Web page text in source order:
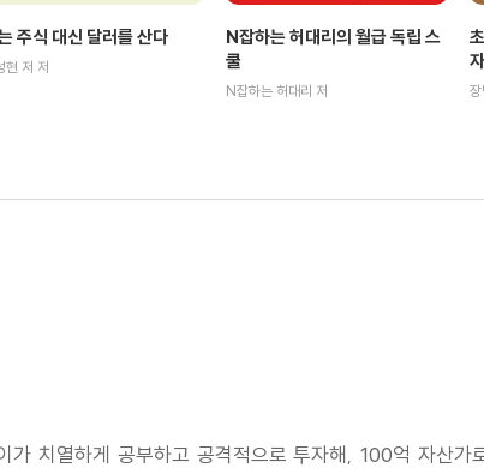
주식 대신 달러를 산다
현 저 저
N잡하는 허대리의 월급 독립 스
쿨
N잡하는 허대리 저
치열하게 공부하고 공격적으로 투자해, 100억 자산가